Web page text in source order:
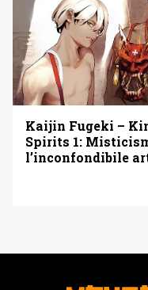
Kaijin Fugeki –
Spirits 1:
l’inconfondibile